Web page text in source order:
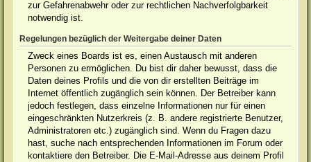
zur Gefahrenabwehr oder zur rechtlichen Nachverfolgbarkeit
notwendig ist.
Regelungen bezüglich der Weitergabe deiner Daten
Zweck eines Boards ist es, einen Austausch mit anderen
Personen zu ermöglichen. Du bist dir daher bewusst, dass die
Daten deines Profils und die von dir erstellten Beiträge im
Internet öffentlich zugänglich sein können. Der Betreiber kann
jedoch festlegen, dass einzelne Informationen nur für einen
eingeschränkten Nutzerkreis (z. B. andere registrierte Benutzer,
Administratoren etc.) zugänglich sind. Wenn du Fragen dazu
hast, suche nach entsprechenden Informationen im Forum oder
kontaktiere den Betreiber. Die E-Mail-Adresse aus deinem Profil